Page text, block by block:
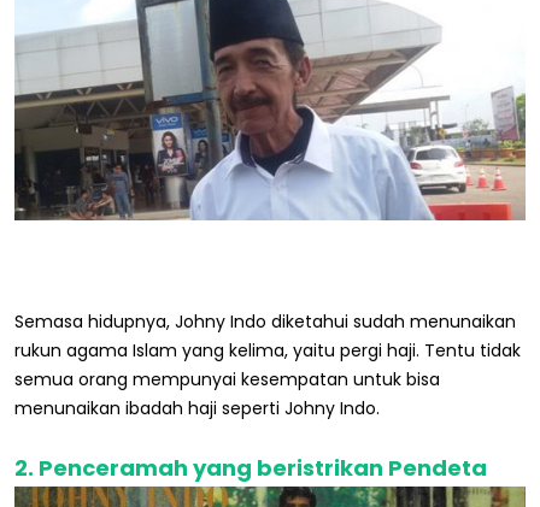
Semasa hidupnya, Johny Indo diketahui sudah menunaikan
rukun agama Islam yang kelima, yaitu pergi haji. Tentu tidak
semua orang mempunyai kesempatan untuk bisa
menunaikan ibadah haji seperti Johny Indo.
2. Penceramah yang beristrikan Pendeta